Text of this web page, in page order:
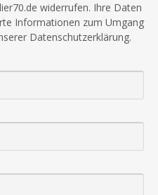
widerrufen. Ihre Daten
Informationen zum Umgang
Datenschutzerklärung.